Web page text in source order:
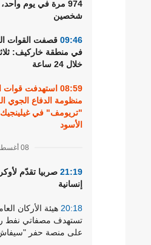
رياضة
974 مرة في يوم
شخصين
09:46
خلال 24 ساعة
08:59 استهدفت قوات
"تريومف" في
الأسود
08 أغسطس 2026
21:19 صربيا تقدّم
إنسانية
20:18 هيئة الأركان
تستهدف مصفاتي نفط
على منصة حفر